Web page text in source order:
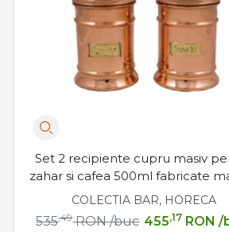
Set 2 recipiente cupru masiv
zahar si cafea 500ml fabricate
in Grecia
COLECTIA BAR, HORECA
455,17 RON /
535,49 RON /buc